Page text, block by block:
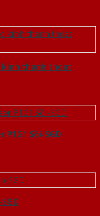
kinh thanh thoat
P1G1 Sồi-SGD